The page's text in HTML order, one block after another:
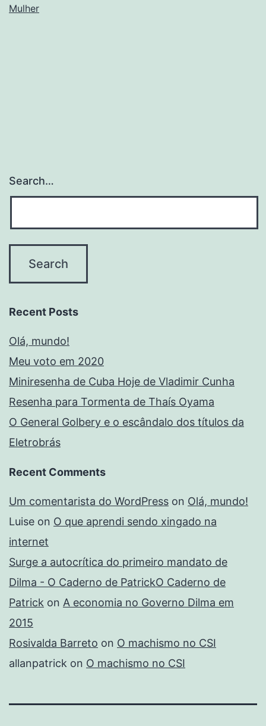
Mulher
Search…
Recent Posts
Olá, mundo!
Meu voto em 2020
Miniresenha de Cuba Hoje de Vladimir Cunha
Resenha para Tormenta de Thaís Oyama
O General Golbery e o escândalo dos títulos da
Eletrobrás
Recent Comments
Um comentarista do WordPress on Olá, mundo!
Luise on O que aprendi sendo xingado na
internet
Surge a autocrítica do primeiro mandato de
Dilma - O Caderno de PatrickO Caderno de
Patrick on A economia no Governo Dilma em
2015
Rosivalda Barreto on O machismo no CSI
allanpatrick on O machismo no CSI